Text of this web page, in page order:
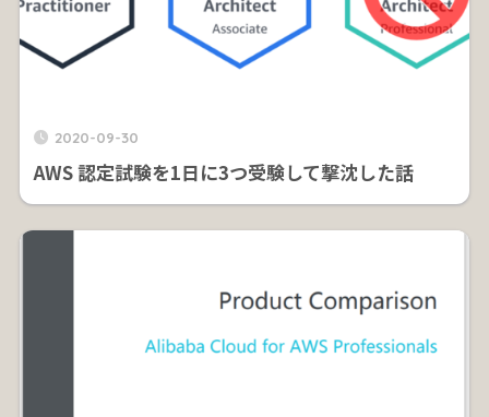
2020-09-30
AWS 認定試験を1日に3つ受験して撃沈した話